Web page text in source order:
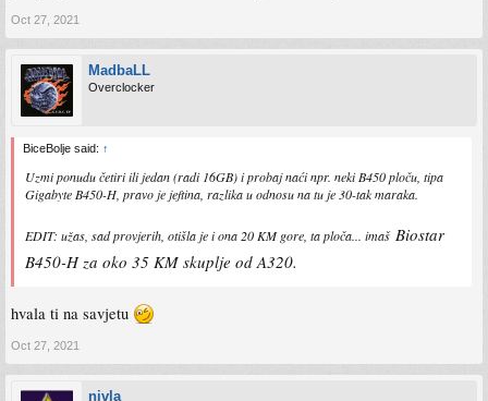
Oct 27, 2021
MadbaLL
Overclocker
BiceBolje said: ↑
Uzmi ponudu četiri ili jedan (radi 16GB) i probaj naći npr. neki B450 ploču, tipa
Gigabyte B450-H, pravo je jeftina, razlika u odnosu na tu je 30-tak maraka.
EDIT: užas, sad provjerih, otišla je i ona 20 KM gore, ta ploča... imaš Biostar
B450-H za oko 35 KM skuplje od A320.
hvala ti na savjetu
Oct 27, 2021
nivla